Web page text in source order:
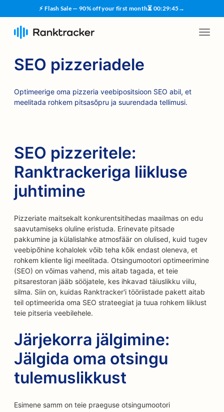
⚡ Flash Sale — 90% off your first month⏳ 00:29:45→
SEO pizzeriadele
Optimeerige oma pizzeria veebipositsioon SEO abil, et
meelitada rohkem pitsasõpru ja suurendada tellimusi.
SEO pizzeritele:
Ranktrackeriga liikluse
juhtimine
Pizzeriate maitsekalt konkurentsitihedas maailmas on edu
saavutamiseks oluline eristuda. Erinevate pitsade
pakkumine ja külalislahke atmosfäär on olulised, kuid tugev
veebipõhine kohalolek võib teha kõik endast oleneva, et
rohkem kliente ligi meelitada. Otsingumootori optimeerimine
(SEO) on võimas vahend, mis aitab tagada, et teie
pitsarestoran jääb sööjatele, kes ihkavad täiuslikku viilu,
silma. Siin on, kuidas Ranktracker'i tööriistade pakett aitab
teil optimeerida oma SEO strateegiat ja tuua rohkem liiklust
teie pitseria veebilehele.
Järjekorra jälgimine:
Jälgida oma otsingu
tulemuslikkust
Esimene samm on teie praeguse otsingumootori